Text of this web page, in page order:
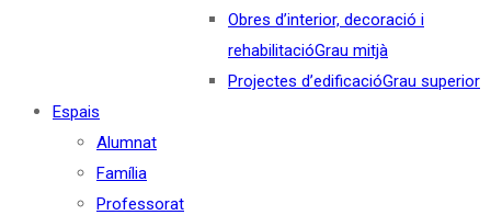
Obres d’interior, decoració i
rehabilitacióGrau mitjà
Projectes d’edificacióGrau superior
Espais
Alumnat
Família
Professorat